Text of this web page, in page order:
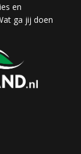
en
ga jij doen